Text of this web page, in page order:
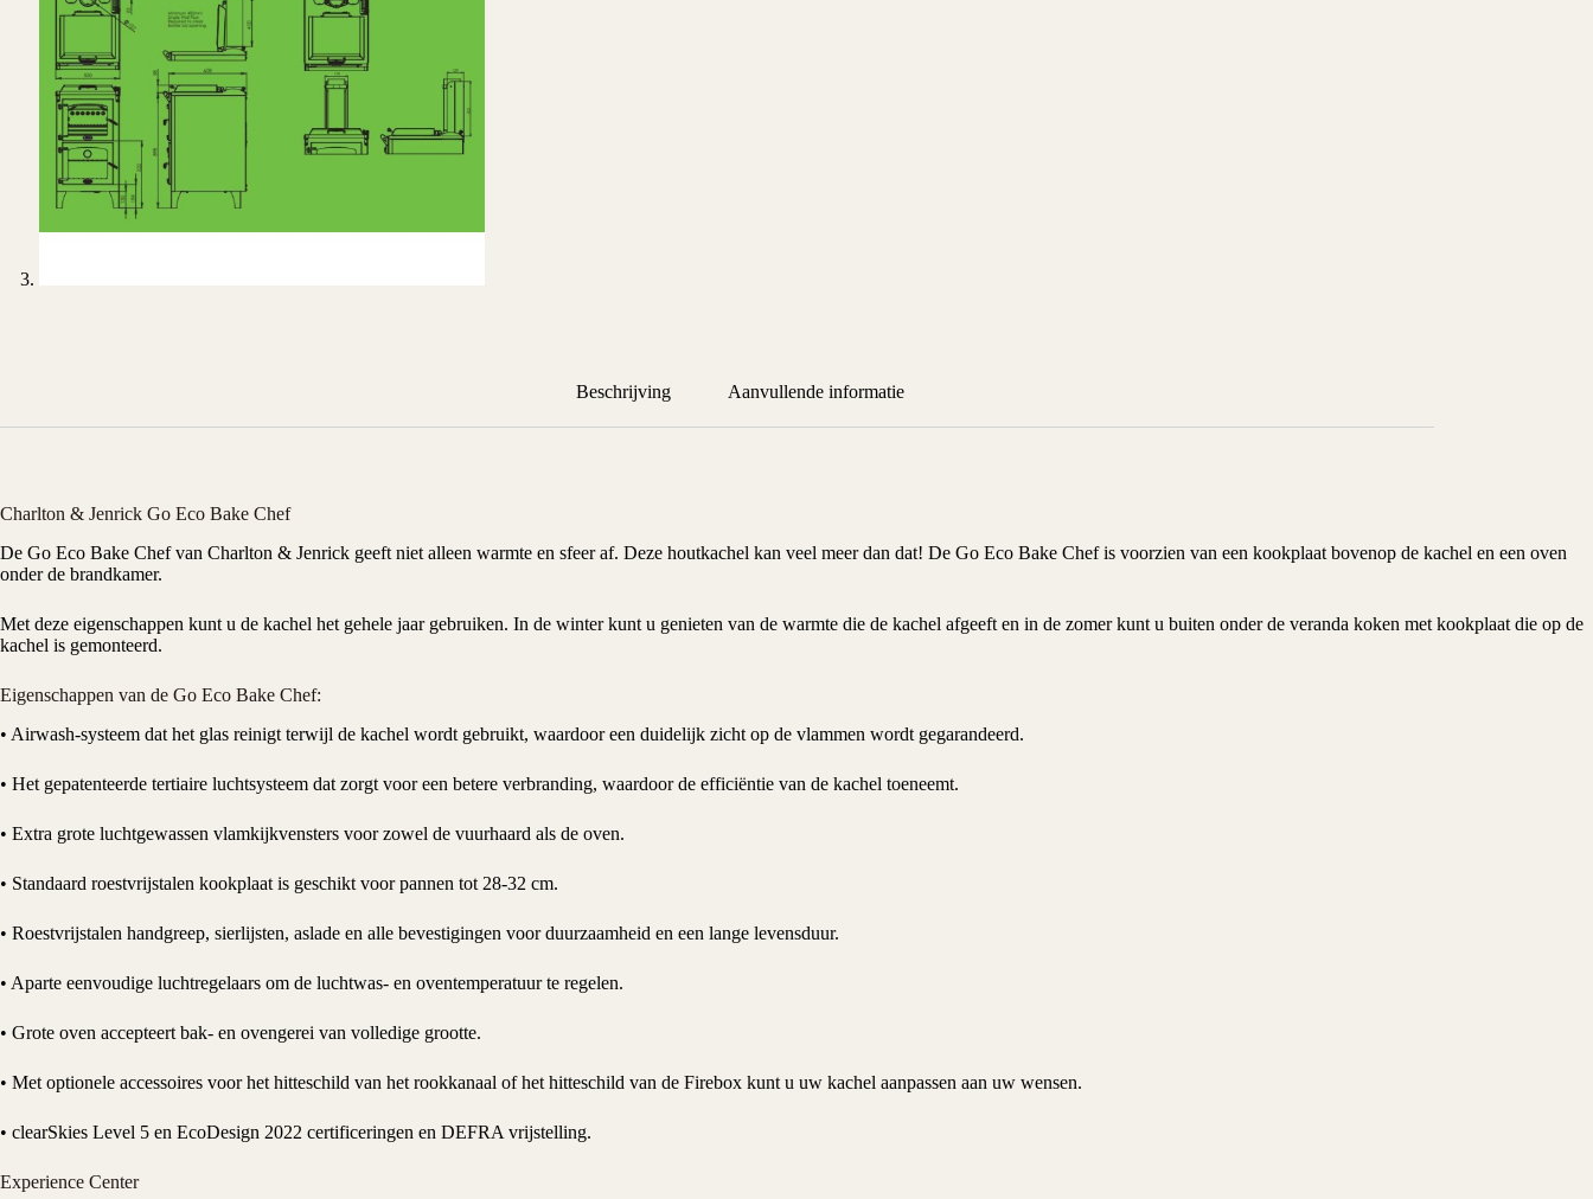
Beschrijving Aanvullende informatie
Charlton & Jenrick Go Eco Bake Chef
De Go Eco Bake Chef van Charlton & Jenrick geeft niet alleen warmte en sfeer af. Deze houtkachel kan veel meer dan dat! De Go Eco Bake Chef is voorzien van een kookplaat bovenop de kachel en een oven
onder de brandkamer.
Met deze eigenschappen kunt u de kachel het gehele jaar gebruiken. In de winter kunt u genieten van de warmte die de kachel afgeeft en in de zomer kunt u buiten onder de veranda koken met kookplaat die op de
kachel is gemonteerd.
Eigenschappen van de Go Eco Bake Chef:
• Airwash-systeem dat het glas reinigt terwijl de kachel wordt gebruikt, waardoor een duidelijk zicht op de vlammen wordt gegarandeerd.
• Het gepatenteerde tertiaire luchtsysteem dat zorgt voor een betere verbranding, waardoor de efficiëntie van de kachel toeneemt.
• Extra grote luchtgewassen vlamkijkvensters voor zowel de vuurhaard als de oven.
• Standaard roestvrijstalen kookplaat is geschikt voor pannen tot 28-32 cm.
• Roestvrijstalen handgreep, sierlijsten, aslade en alle bevestigingen voor duurzaamheid en een lange levensduur.
• Aparte eenvoudige luchtregelaars om de luchtwas- en oventemperatuur te regelen.
• Grote oven accepteert bak- en ovengerei van volledige grootte.
• Met optionele accessoires voor het hitteschild van het rookkanaal of het hitteschild van de Firebox kunt u uw kachel aanpassen aan uw wensen.
• clearSkies Level 5 en EcoDesign 2022 certificeringen en DEFRA vrijstelling.
Experience Center